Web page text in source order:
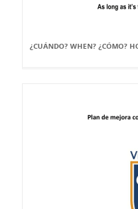
¿CUÁNDO? WHEN? ¿CÓMO?